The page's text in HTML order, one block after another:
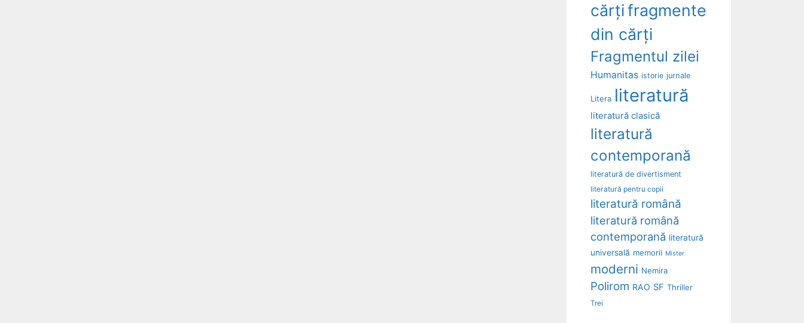
cărțifragmente
din cărți
Fragmentul zilei
Humanitas istorie jurnale
Litera literatură
literatură clasică
literatură
contemporană
literatură de divertisment
literatură pentru copii
literatură română
literatură română
contemporană literatură
universală memorii Mister
moderni Nemira
Polirom RAO SF Thriller
Trei